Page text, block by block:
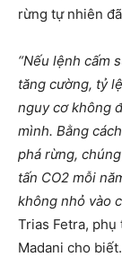
rừng tự nhiên
“Nếu lệnh cấm
tăng cường, tỷ
nguy cơ không
mình. Bằng
phá rừng,
tấn CO2 mỗi
không nhỏ vào
Trias Fetra,
Madani cho biết.